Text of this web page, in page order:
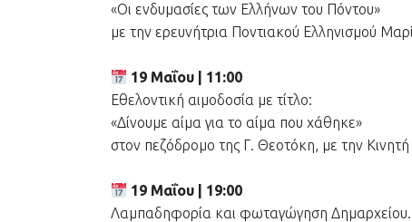
«Οι ενδυμασίες των Ελλήνων του Πόντου»
με την ερευνήτρια Ποντιακού Ελληνισμού
19 Μαΐου | 11:00
Εθελοντική αιμοδοσία με τίτλο:
«Δίνουμε αίμα για το αίμα που χάθηκε»
στον πεζόδρομο της Γ. Θεοτόκη, με την
19 Μαΐου | 19:00
Λαμπαδηφορία και φωταγώγηση Δημαρχείου.